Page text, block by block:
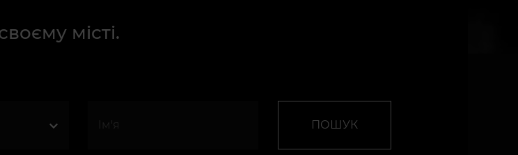
місті.
ПОШУК